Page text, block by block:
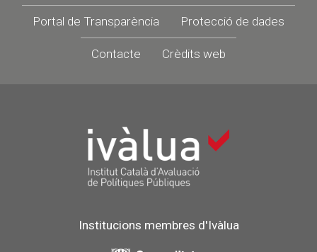
Portal de Transparència Protecció de dades
Contacte Crèdits web
Institucions membres d'Ivàlua